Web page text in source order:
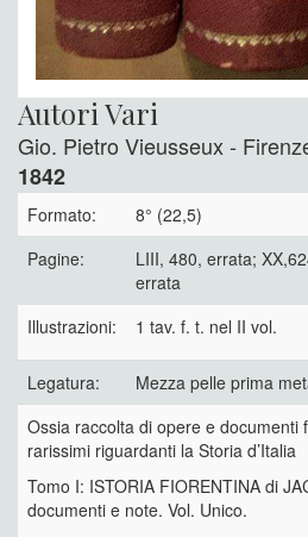
Autori Vari
Gio. Pietro Vieusseux -
1842
Formato:
8° (22,5)
Pagine:
LIII, 480, errata;
errata
Illustrazioni:
1 tav. f. t. nel II vol.
Legatura:
Mezza pelle prima
Ossia raccolta di opere e documenti
rarissimi riguardanti la Storia d’Italia
Tomo I: ISTORIA FIORENTINA di
documenti e note. Vol. Unico.